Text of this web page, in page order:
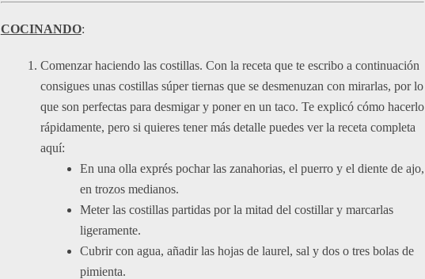
COCINANDO:
Comenzar haciendo las costillas. Con la receta que te escribo a continuación
consigues unas costillas súper tiernas que se desmenuzan con mirarlas, por lo
que son perfectas para desmigar y poner en un taco. Te explicó cómo hacerlo
rápidamente, pero si quieres tener más detalle puedes ver la receta completa
aquí:
En una olla exprés pochar las zanahorias, el puerro y el diente de ajo,
en trozos medianos.
Meter las costillas partidas por la mitad del costillar y marcarlas
ligeramente.
Cubrir con agua, añadir las hojas de laurel, sal y dos o tres bolas de
pimienta.